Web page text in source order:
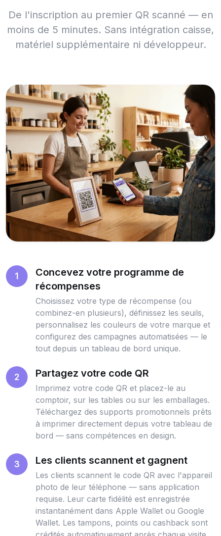
De l'inscription au premier QR scanné — en
moins de 5 minutes. Sans intégration caisse,
matériel supplémentaire ni développeur.
1
Concevez votre programme de
récompenses
Choisissez votre type de récompense (ou
combinez-en plusieurs), définissez les seuils,
personnalisez les couleurs de votre marque et
configurez des campagnes automatisées — le
tout depuis un tableau de bord unique.
2 Partagez votre code QR
Imprimez votre code QR et placez-le au
comptoir, sur les tables ou sur les emballages.
Téléchargez des supports promotionnels prêts
à imprimer directement depuis votre tableau de
bord — sans compétences en design.
3 Les clients scannent et gagnent
Les clients scannent le code QR avec l'appareil
photo de leur téléphone — sans application
requise. Leur carte fidélité est enregistrée
instantanément dans Apple Wallet ou Google
Wallet. Les tampons, points ou cashback sont